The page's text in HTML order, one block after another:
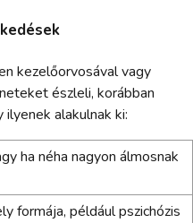
kezelőorvosával vagy
észleli, korábban
alakulnak ki:
ha néha nagyon álmosnak
formája, például pszichózis